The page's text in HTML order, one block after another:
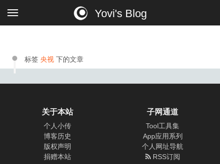
Yovi's Blog
标签 央视 下的文章
关于本站
个人小传
博客历史
版权声明
捐赠本站
子网通道
Tool工具集
App应用系列
个人网址导航
RSS订阅